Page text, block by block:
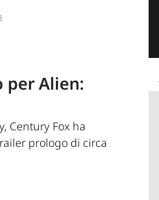
per Alien:
Century Fox ha
prologo di circa